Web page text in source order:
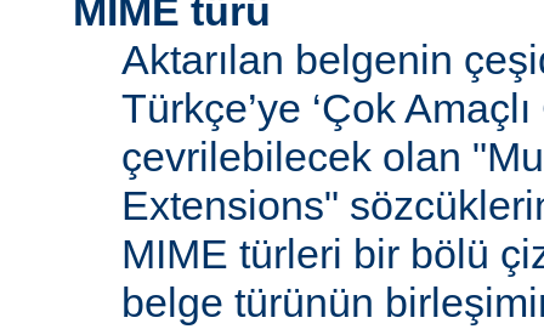
MIME türü
Aktarılan belgenin
Türkçe’ye ‘Çok
çevrilebilecek olan
Extensions"
MIME türleri bir bölü
belge türünün